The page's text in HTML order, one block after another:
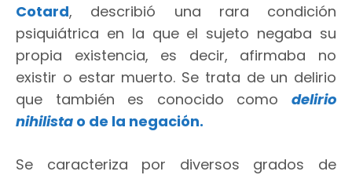
Cotard, describió una rara condición
psiquiátrica en la que el sujeto negaba su
propia existencia, es decir, afirmaba no
existir o estar muerto. Se trata de un delirio
que también es conocido como delirio
nihilista o de la negación.
Se caracteriza por diversos grados de